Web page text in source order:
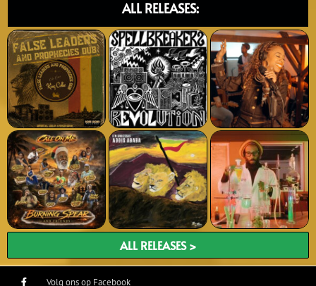
ALL RELEASES:
ALL RELEASES >
Volg ons op Facebook